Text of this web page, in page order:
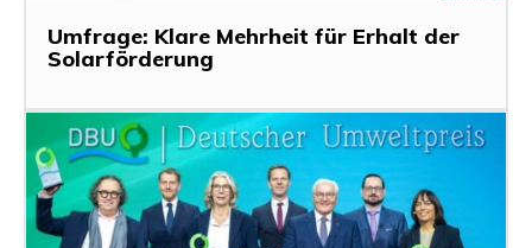
Umfrage: Klare Mehrheit für Erhalt der
Solarförderung